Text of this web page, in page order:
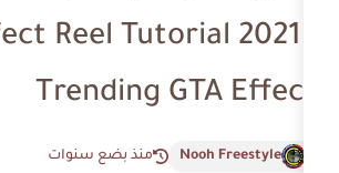
Effect Reel
Trending
منذ بضع سنوات